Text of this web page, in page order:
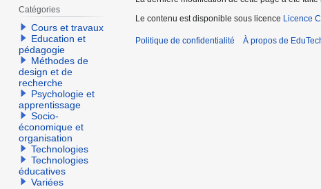
Catégories
Cours et travaux
Education et
pédagogie
Méthodes de
design et de
recherche
Psychologie et
apprentissage
Socio-
économique et
organisation
Technologies
Technologies
éducatives
Variées
Le contenu est disponible sous licence Licence
Politique de confidentialité À propos de